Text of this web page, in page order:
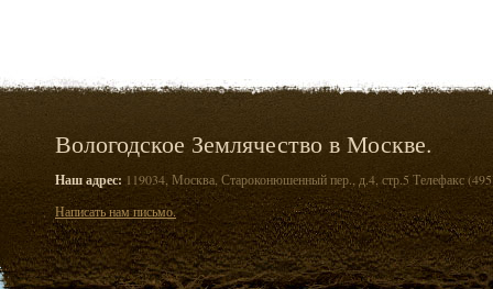
Вологодское Землячество в Москве.
Наш адрес: 119034, Москва, Староконюшенный пер., д.4, стр.5 Телефакс
Написать нам письмо.